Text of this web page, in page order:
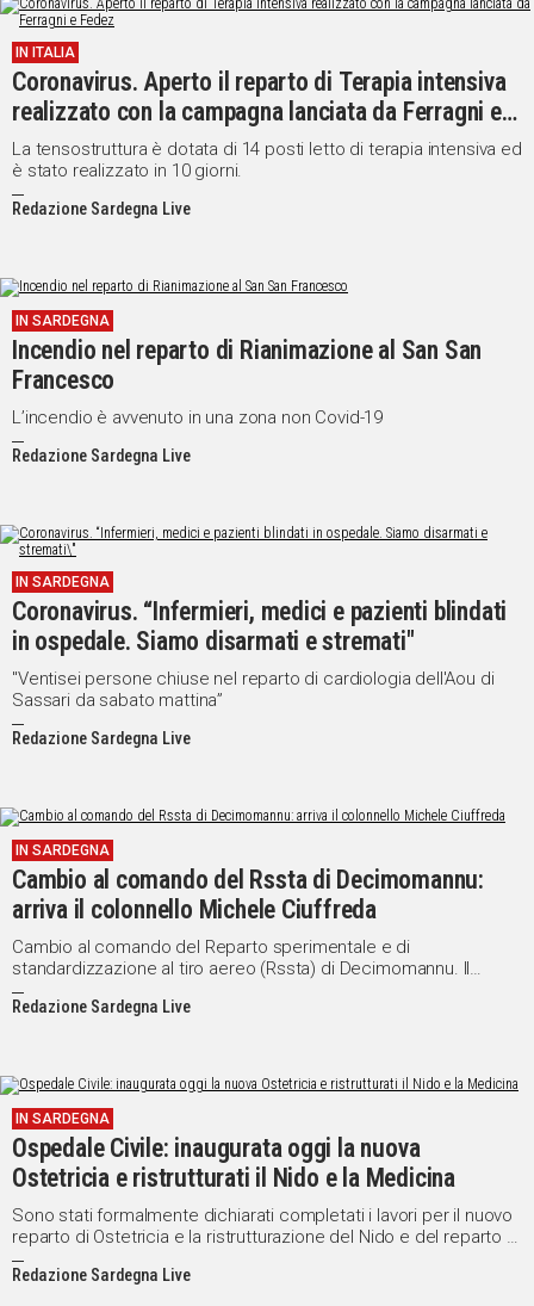
IN ITALIA
Coronavirus. Aperto il reparto di Terapia intensiva
realizzato con la campagna lanciata da Ferragni e
Fedez
La tensostruttura è dotata di 14 posti letto di terapia intensiva ed
è stato realizzato in 10 giorni.
Redazione Sardegna Live
IN SARDEGNA
Incendio nel reparto di Rianimazione al San San
Francesco
L’incendio è avvenuto in una zona non Covid-19
Redazione Sardegna Live
IN SARDEGNA
Coronavirus. “Infermieri, medici e pazienti blindati
in ospedale. Siamo disarmati e stremati"
"Ventisei persone chiuse nel reparto di cardiologia dell'Aou di
Sassari da sabato mattina”
Redazione Sardegna Live
IN SARDEGNA
Cambio al comando del Rssta di Decimomannu:
arriva il colonnello Michele Ciuffreda
Cambio al comando del Reparto sperimentale e di
standardizzazione al tiro aereo (Rssta) di Decimomannu. Il
colonnello Mario Martorano lascia il posto al colonnello Michele
Ciuffreda.
Redazione Sardegna Live
IN SARDEGNA
Ospedale Civile: inaugurata oggi la nuova
Ostetricia e ristrutturati il Nido e la Medicina
Sono stati formalmente dichiarati completati i lavori per il nuovo
reparto di Ostetricia e la ristrutturazione del Nido e del reparto di
Medicina.
Redazione Sardegna Live